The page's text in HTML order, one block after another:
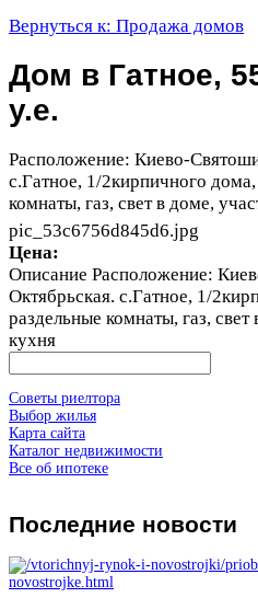
Вернуться к: Продажа домов
Дом в Гатное,
у.е.
Расположение: Киево-
с.Гатное, 1/2кирпичного
комнаты, газ, свет в доме,
pic_53c6756d845d6.jpg
Цена:
Описание Расположение:
Октябрьская. с.Гатное, 1/
раздельные комнаты, газ,
кухня
Советы риелтора
Выбор жилья
Карта сайта
Каталог недвижимости
Все об ипотеке
Последние новости